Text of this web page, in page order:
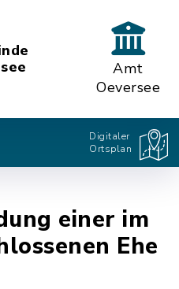
Amt
Oeversee
Digitaler
Ortsplan
einer im
Ehe